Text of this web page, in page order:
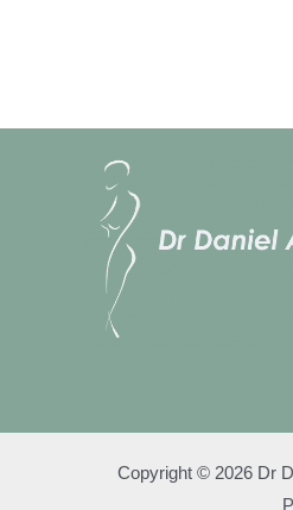
Copyright © 2026 Dr